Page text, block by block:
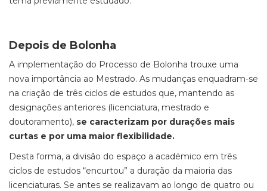
Depois de Bolonha
A implementação do Processo de Bolonha trouxe uma
nova importância ao Mestrado. As mudanças enquadram-se
na criação de três ciclos de estudos que, mantendo as
designações anteriores (licenciatura, mestrado e
doutoramento), se caracterizam por durações mais
curtas e por uma maior flexibilidade.
Desta forma, a divisão do espaço a académico em três
ciclos de estudos “encurtou” a duração da maioria das
licenciaturas. Se antes se realizavam ao longo de quatro ou